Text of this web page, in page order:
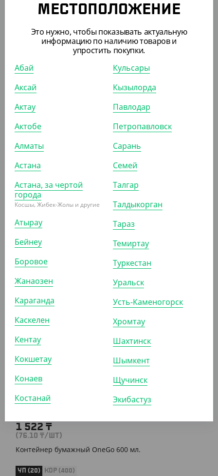
АРТ. 3301017
6 122.50
Ланч-бокс самосборный OneBox, 1500 мл, крафт,
изнутри черный
УП (25)
АРТ. 3300906
2 187.50
Ланч-бокс самосборный OneBox, 500 мл, крафт
УП (25) КОР (350)
1 522 ₸
(76.10 ₸/ШТ)
Контейнер бумажный OneGo 600 мл.
УП (20) КОР (400)
МЕСТОПОЛОЖЕНИЕ
Это нужно, чтобы показывать актуальную
информацию по наличию товаров и
упростить покупки.
Абай
Аксай
Актау
Актобе
Алматы
Астана
Астана, за чертой
города
Косшы, Жибек-Жолы и другие
Атырау
Бейнеу
Боровое
Жанаозен
Караганда
Каскелен
Кентау
Кокшетау
Конаев
Костанай
Кульсары
Кызылорда
Павлодар
Петропавловск
Сарань
Семей
Талгар
Талдыкорган
Тараз
Темиртау
Туркестан
Уральск
Усть-Каменогорск
Хромтау
Шахтинск
Шымкент
Щучинск
Экибастуз